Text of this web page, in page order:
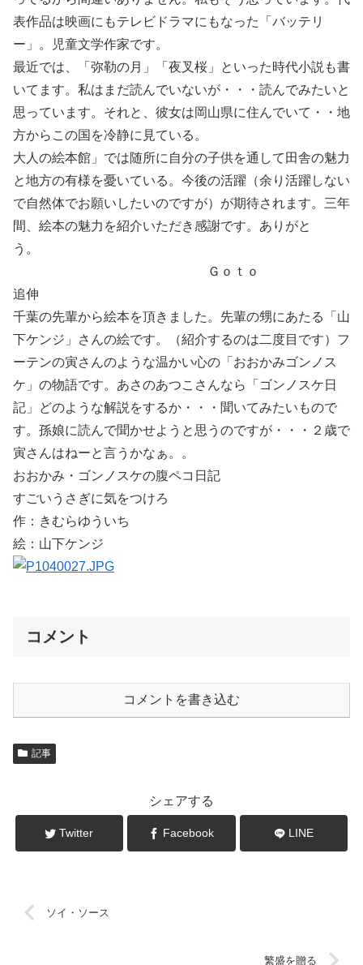
表作品は映画にもテレビドラマにもなった「バッテリ
ー」。児童文学作家です。
最近では、「弥勒の月」「夜叉桜」といった時代小説も書
いてます。私はまだ読んでいないが・・・読んでみたいと
思っています。それと、彼女は岡山県に住んでいて・・地
方からこの国を冷静に見ている。
大人の絵本館」では随所に自分の子供を通して田舎の魅力
と地方の有様を憂いている。今後の活躍（余り活躍しない
で自然体でお願いしたいのですが）が期待されます。三年
間、絵本の魅力を紹介いただき感謝です。ありがと
う。
Ｇｏｔｏ
追伸
千葉の先輩から絵本を頂きました。先輩の甥にあたる「山
下ケンジ」さんの絵です。（紹介するのは二度目です）フ
ーテンの寅さんのような温かい心の「おおかみゴンノス
ケ」の物語です。あさのあつこさんなら「ゴンノスケ日
記」どのような解説をするか・・・聞いてみたいもので
す。孫娘に読んで聞かせようと思うのですが・・・２歳で
寅さんはねーと言うかなぁ。。
おおかみ・ゴンノスケの腹ペコ日記
すごいうさぎに気をつけろ
作：きむらゆういち
絵：山下ケンジ
コメント
コメントを書き込む
記事
シェアする
Twitter Facebook LINE
ソイ・ソース
繁盛を贈る